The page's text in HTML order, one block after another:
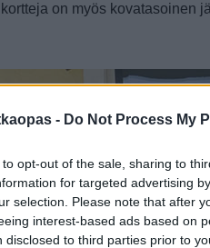
- Do Not Process My
to opt-out of the sale, sharing to
for targeted advertising
selection. Please note that after
interest-based ads based on
disclosed to third parties prior to
on myös kovatasoinen